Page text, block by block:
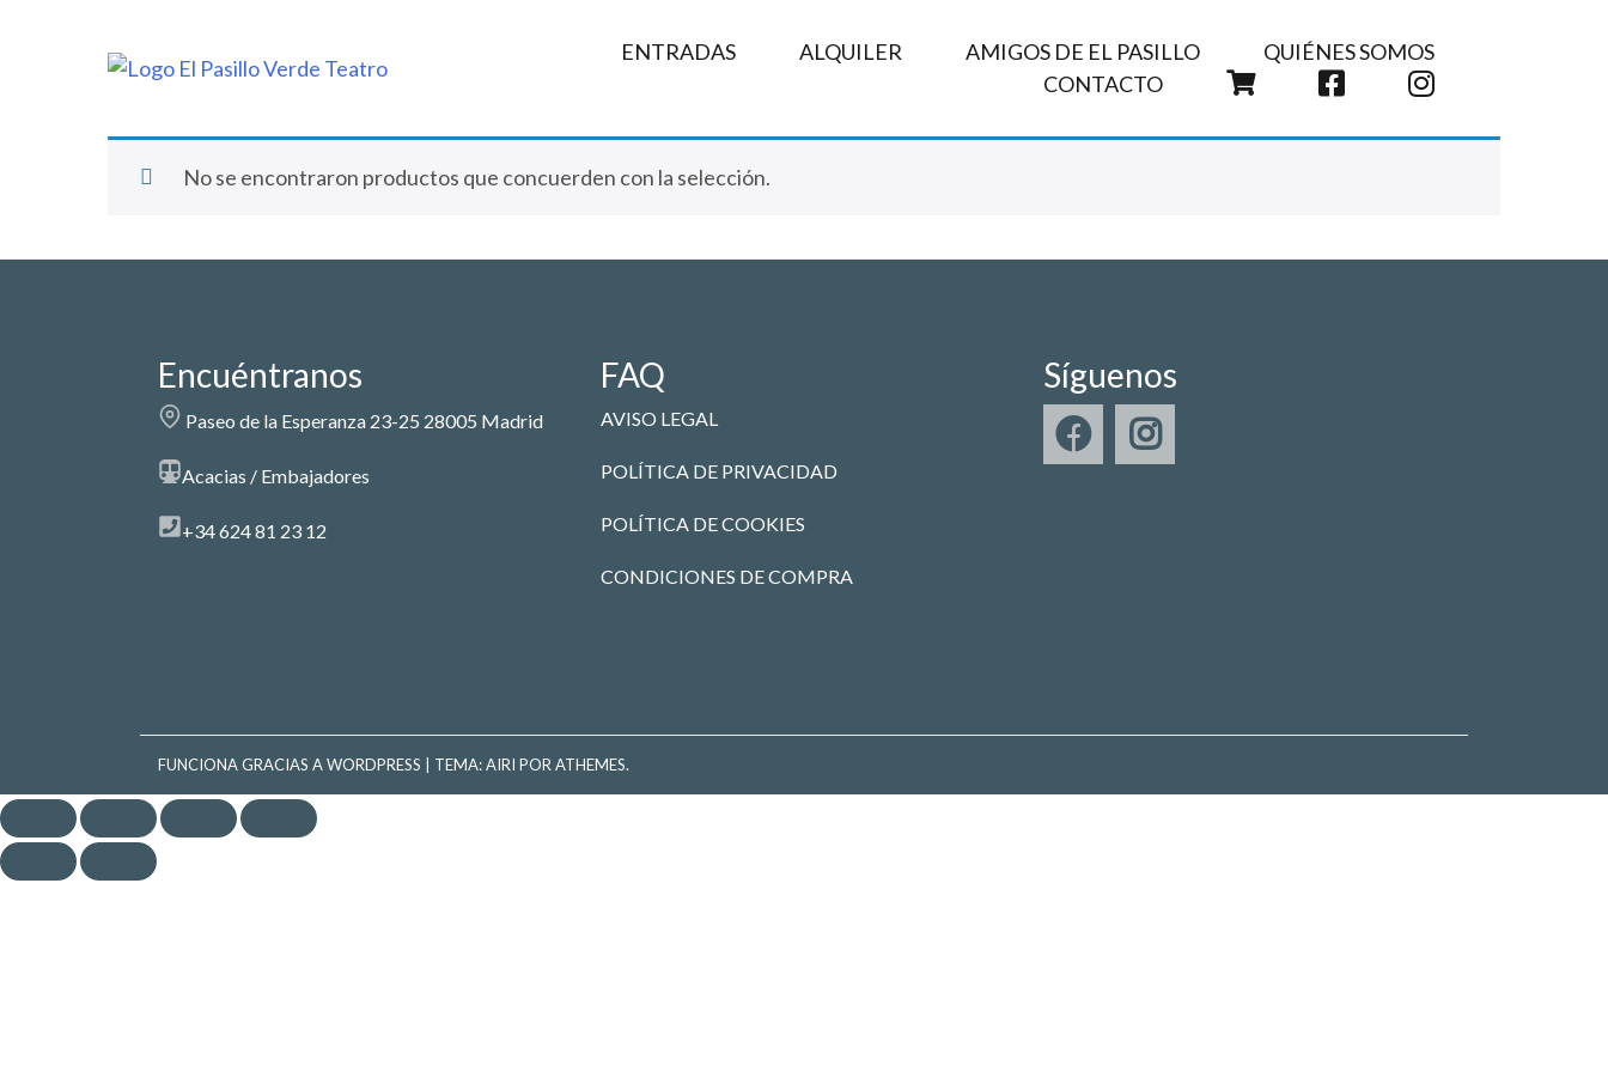
ENTRADAS ALQUILER AMIGOS DE EL PASILLO
QUIÉNES SOMOS
CONTACTO
CARRITO FACEBOOKINSTAGRAM
No se encontraron productos que concuerden con la selección.
Encuéntranos
Paseo de la Esperanza 23-25 28005 Madrid
Acacias / Embajadores
+34 624 81 23 12
FAQ
AVISO LEGAL
POLÍTICA DE PRIVACIDAD
POLÍTICA DE COOKIES
CONDICIONES DE COMPRA
Síguenos
FUNCIONA GRACIAS A WORDPRESS TEMA:AIRI POR ATHEMES.